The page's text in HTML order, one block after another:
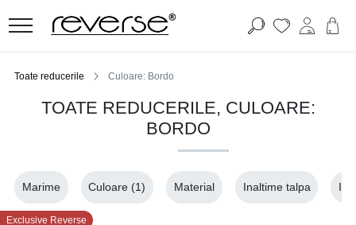
Toate reducerile Culoare: Bordo
TOATE REDUCERILE, CULOARE:
BORDO
Marime Culoare (1) Material Inaltime talpa
Exclusive Reverse